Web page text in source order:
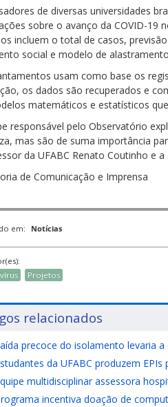
de diversas universidades
sobre o avanço da COVID-19
incluem o total de casos,
social e modelo de
usam como base os
os dados são recuperados e
matemáticos e estatísticos
responsável pelo Observatório
mas são de suma importância
da UFABC Renato Coutinho e
de Comunicação e Imprensa
em: Notícias
Projetos
relacionados
precoce do isolamento levaria
da UFABC produzem
multidisciplinar assessora
incentiva doação de